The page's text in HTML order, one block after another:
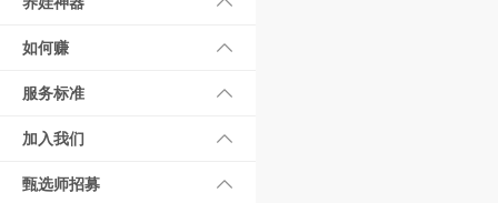
如何赚
服务标准
加入我们
甄选师招募